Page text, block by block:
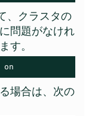
、クラスタの
問題がなけれ
す。
on
場合は、次の